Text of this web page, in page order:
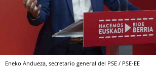
Eneko Andueza, secretario general del PSE / PSE-EE